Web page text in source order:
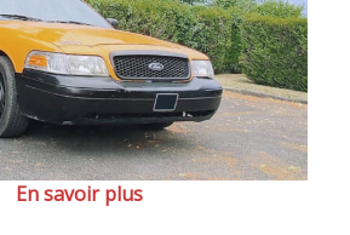
En savoir plus